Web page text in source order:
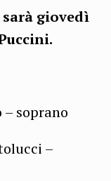
giovedì
– soprano
–